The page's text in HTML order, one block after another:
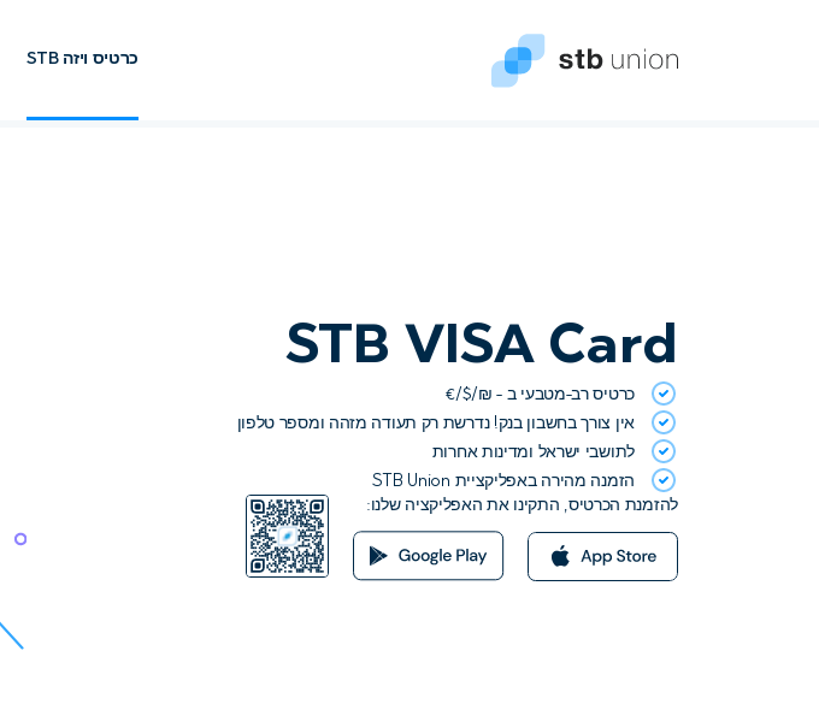
כרטיס ויזה STB
STB VISA Card
כרטיס רב-מטבעי ב - ₪/$/€
אין צורך בחשבון בנק! נדרשת רק תעודה מזהה ומספר טלפון
לתושבי ישראל ומדינות אחרות
הזמנה מהירה באפליקציית STB Union
להזמנת הכרטיס, התקינו את האפליקציה שלנו: